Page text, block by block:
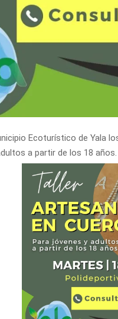
Ecoturístico de Yala
a partir de los 18